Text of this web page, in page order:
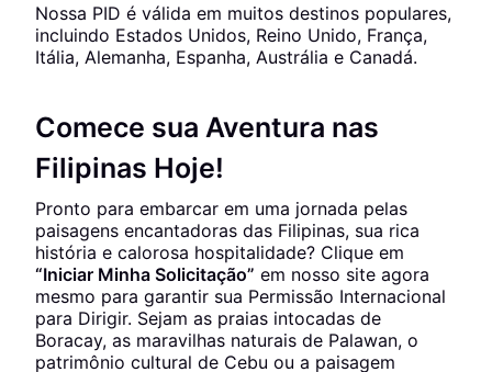
Nossa PID é válida em muitos destinos populares,
incluindo Estados Unidos, Reino Unido, França,
Itália, Alemanha, Espanha, Austrália e Canadá.
Comece sua Aventura nas
Filipinas Hoje!
Pronto para embarcar em uma jornada pelas
paisagens encantadoras das Filipinas, sua rica
história e calorosa hospitalidade? Clique em
“Iniciar Minha Solicitação” em nosso site agora
mesmo para garantir sua Permissão Internacional
para Dirigir. Sejam as praias intocadas de
Boracay, as maravilhas naturais de Palawan, o
patrimônio cultural de Cebu ou a paisagem